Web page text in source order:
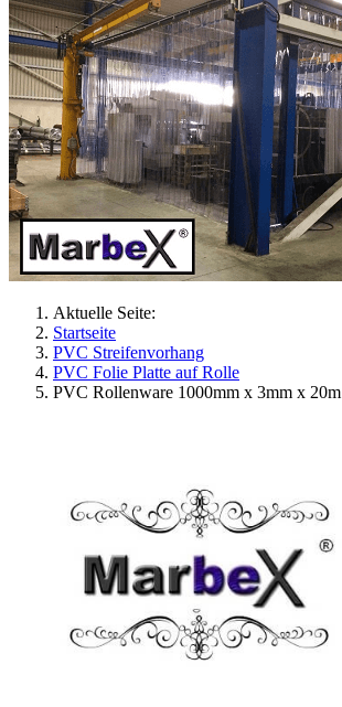
Aktuelle Seite:
Startseite
PVC Streifenvorhang
PVC Folie Platte auf Rolle
PVC Rollenware 1000mm x 3mm x 20m